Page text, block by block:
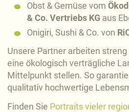
Obst & Gemüse vom
& Co. Vertriebs KG aus
Onigiri, Sushi & Co. von
Unsere Partner arbeiten
eine ökologisch verträgliche
Mittelpunkt stellen. So
qualitativ hochwertige
Finden Sie Portraits vieler